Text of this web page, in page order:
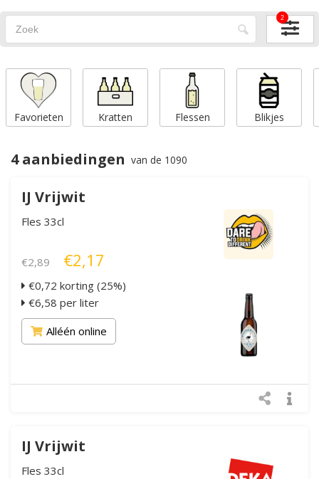
2
Favorieten Kratten Flessen Blikjes
4 aanbiedingen van de 1090
IJ Vrijwit
Fles 33cl
€2,89 €2,17
€0,72 korting (25%)
€6,58 per liter
Alléén online
IJ Vrijwit
Fles 33cl